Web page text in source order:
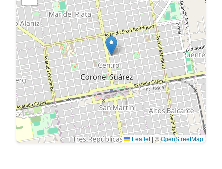
Leaflet | ©OpenStreetMap